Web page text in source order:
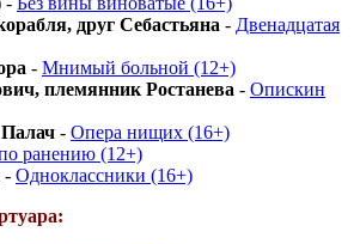
друг Себастьяна - Двенадцатая
- Мнимый больной (12+)
племянник Ростанева - Опискин
- Опера нищих (16+)
ранению (12+)
- Одноклассники (16+)